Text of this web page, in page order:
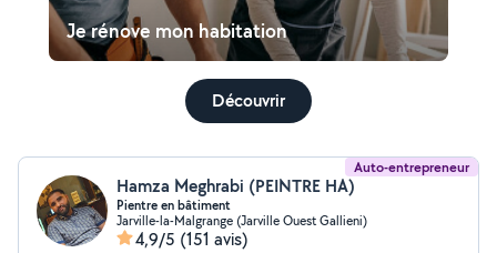
Je rénove mon habitation
Découvrir
Auto-entrepreneur
Hamza Meghrabi (PEINTRE HA)
Pientre en bâtiment
Jarville-la-Malgrange (Jarville Ouest Gallieni)
4,9/5 (151 avis)